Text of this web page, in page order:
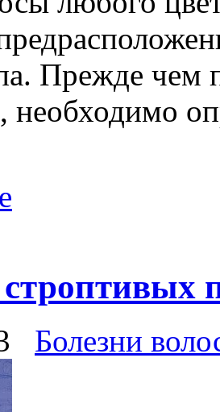
Прежде чем
Болезни